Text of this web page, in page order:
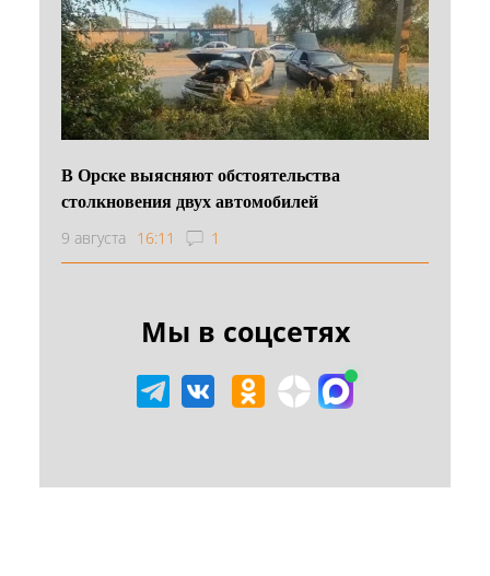
В Орске выясняют обстоятельства
столкновения двух автомобилей
9 августа 16:11 1
Мы в соцсетях